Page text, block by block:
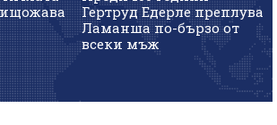
Гертруд Едерле преплува
Ламанша по-бързо от
всеки мъж